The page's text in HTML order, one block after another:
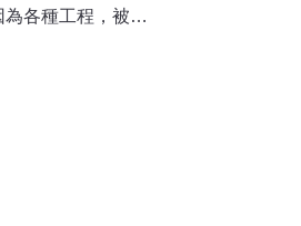
各種工程，被粗
襲，台北市有超過
這些樹會倒下，